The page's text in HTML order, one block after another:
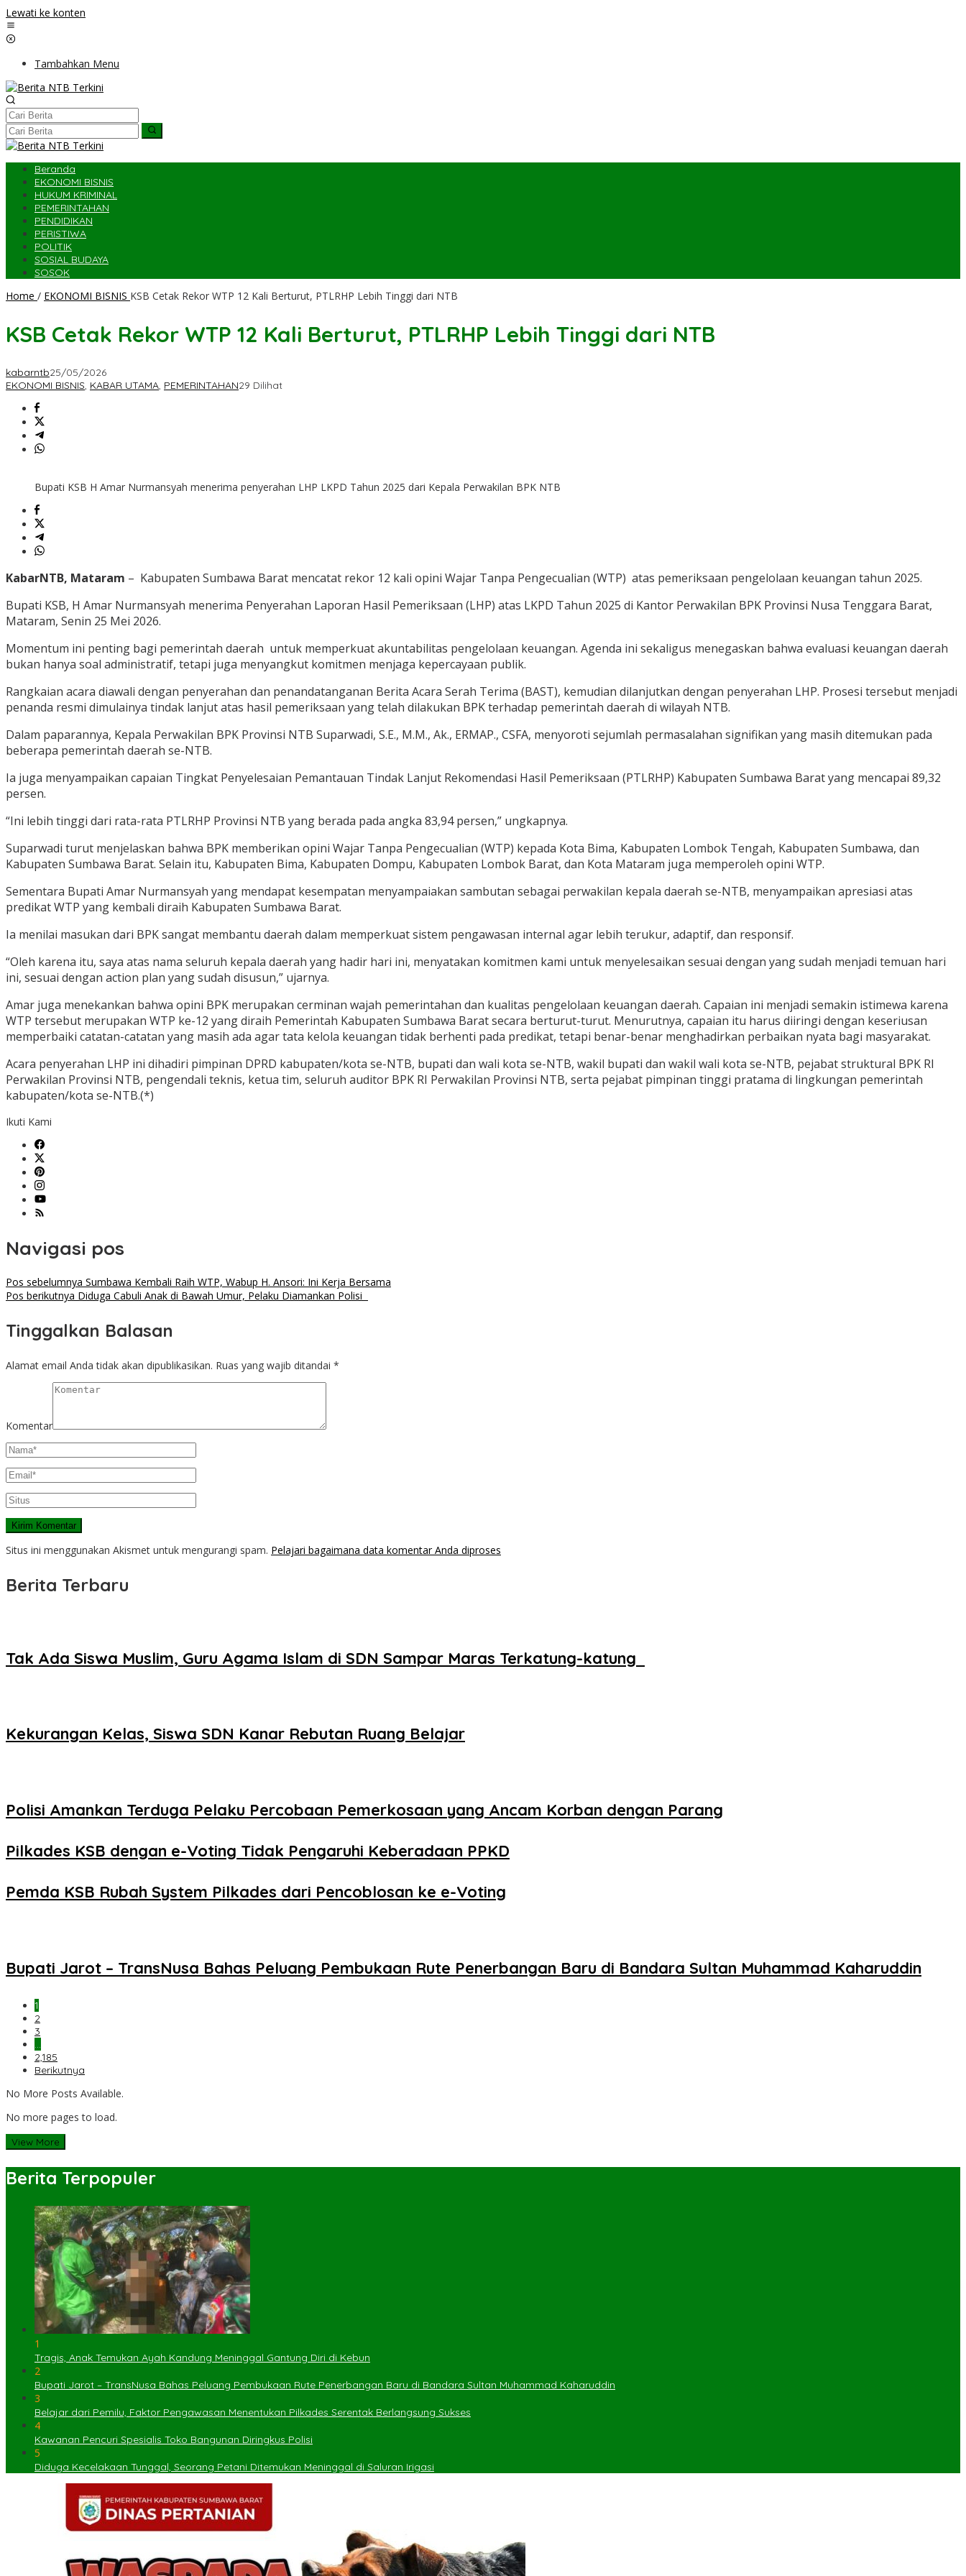
Lewati ke konten
Tambahkan Menu
Beranda
EKONOMI BISNIS
HUKUM KRIMINAL
PEMERINTAHAN
PENDIDIKAN
PERISTIWA
POLITIK
SOSIAL BUDAYA
SOSOK
Home / EKONOMI BISNIS KSB Cetak Rekor WTP 12 Kali Berturut, PTLRHP Lebih Tinggi dari NTB
KSB Cetak Rekor WTP 12 Kali Berturut, PTLRHP Lebih Tinggi dari NTB
kabarntb25/05/2026
EKONOMI BISNIS, KABAR UTAMA, PEMERINTAHAN29 Dilihat
Bupati KSB H Amar Nurmansyah menerima penyerahan LHP LKPD Tahun 2025 dari Kepala Perwakilan BPK NTB
KabarNTB, Mataram – Kabupaten Sumbawa Barat mencatat rekor 12 kali opini Wajar Tanpa Pengecualian (WTP) atas pemeriksaan pengelolaan keuangan tahun 2025.
Bupati KSB, H Amar Nurmansyah menerima Penyerahan Laporan Hasil Pemeriksaan (LHP) atas LKPD Tahun 2025 di Kantor Perwakilan BPK Provinsi Nusa Tenggara Barat,
Mataram, Senin 25 Mei 2026.
Momentum ini penting bagi pemerintah daerah untuk memperkuat akuntabilitas pengelolaan keuangan. Agenda ini sekaligus menegaskan bahwa evaluasi keuangan daerah
bukan hanya soal administratif, tetapi juga menyangkut komitmen menjaga kepercayaan publik.
Rangkaian acara diawali dengan penyerahan dan penandatanganan Berita Acara Serah Terima (BAST), kemudian dilanjutkan dengan penyerahan LHP. Prosesi tersebut menjadi
penanda resmi dimulainya tindak lanjut atas hasil pemeriksaan yang telah dilakukan BPK terhadap pemerintah daerah di wilayah NTB.
Dalam paparannya, Kepala Perwakilan BPK Provinsi NTB Suparwadi, S.E., M.M., Ak., ERMAP., CSFA, menyoroti sejumlah permasalahan signifikan yang masih ditemukan pada
beberapa pemerintah daerah se-NTB.
Ia juga menyampaikan capaian Tingkat Penyelesaian Pemantauan Tindak Lanjut Rekomendasi Hasil Pemeriksaan (PTLRHP) Kabupaten Sumbawa Barat yang mencapai 89,32
persen.
“Ini lebih tinggi dari rata-rata PTLRHP Provinsi NTB yang berada pada angka 83,94 persen,” ungkapnya.
Suparwadi turut menjelaskan bahwa BPK memberikan opini Wajar Tanpa Pengecualian (WTP) kepada Kota Bima, Kabupaten Lombok Tengah, Kabupaten Sumbawa, dan
Kabupaten Sumbawa Barat. Selain itu, Kabupaten Bima, Kabupaten Dompu, Kabupaten Lombok Barat, dan Kota Mataram juga memperoleh opini WTP.
Sementara Bupati Amar Nurmansyah yang mendapat kesempatan menyampaiakan sambutan sebagai perwakilan kepala daerah se-NTB, menyampaikan apresiasi atas
predikat WTP yang kembali diraih Kabupaten Sumbawa Barat.
Ia menilai masukan dari BPK sangat membantu daerah dalam memperkuat sistem pengawasan internal agar lebih terukur, adaptif, dan responsif.
“Oleh karena itu, saya atas nama seluruh kepala daerah yang hadir hari ini, menyatakan komitmen kami untuk menyelesaikan sesuai dengan yang sudah menjadi temuan hari
ini, sesuai dengan action plan yang sudah disusun,” ujarnya.
Amar juga menekankan bahwa opini BPK merupakan cerminan wajah pemerintahan dan kualitas pengelolaan keuangan daerah. Capaian ini menjadi semakin istimewa karena
WTP tersebut merupakan WTP ke-12 yang diraih Pemerintah Kabupaten Sumbawa Barat secara berturut-turut. Menurutnya, capaian itu harus diiringi dengan keseriusan
memperbaiki catatan-catatan yang masih ada agar tata kelola keuangan tidak berhenti pada predikat, tetapi benar-benar menghadirkan perbaikan nyata bagi masyarakat.
Acara penyerahan LHP ini dihadiri pimpinan DPRD kabupaten/kota se-NTB, bupati dan wali kota se-NTB, wakil bupati dan wakil wali kota se-NTB, pejabat struktural BPK RI
Perwakilan Provinsi NTB, pengendali teknis, ketua tim, seluruh auditor BPK RI Perwakilan Provinsi NTB, serta pejabat pimpinan tinggi pratama di lingkungan pemerintah
kabupaten/kota se-NTB.(*)
Ikuti Kami
Navigasi pos
Pos sebelumnya Sumbawa Kembali Raih WTP, Wabup H. Ansori: Ini Kerja Bersama
Pos berikutnya Diduga Cabuli Anak di Bawah Umur, Pelaku Diamankan Polisi ‎ ‎
Tinggalkan Balasan
Alamat email Anda tidak akan dipublikasikan. Ruas yang wajib ditandai *
Komentar
Situs ini menggunakan Akismet untuk mengurangi spam. Pelajari bagaimana data komentar Anda diproses
Berita Terbaru
Tak Ada Siswa Muslim, Guru Agama Islam di SDN Sampar Maras Terkatung-katung ‎
Kekurangan Kelas, Siswa SDN Kanar Rebutan Ruang Belajar
Polisi Amankan Terduga Pelaku Percobaan Pemerkosaan yang Ancam Korban dengan Parang
Pilkades KSB dengan e-Voting Tidak Pengaruhi Keberadaan PPKD
Pemda KSB Rubah System Pilkades dari Pencoblosan ke e-Voting
Bupati Jarot – TransNusa Bahas Peluang Pembukaan Rute Penerbangan Baru di Bandara Sultan Muhammad Kaharuddin
1
2
3
…
2,185
Berikutnya
No More Posts Available.
No more pages to load.
View More
Berita Terpopuler
1
Tragis, Anak Temukan Ayah Kandung Meninggal Gantung Diri di Kebun
2
Bupati Jarot – TransNusa Bahas Peluang Pembukaan Rute Penerbangan Baru di Bandara Sultan Muhammad Kaharuddin
3
Belajar dari Pemilu, Faktor Pengawasan Menentukan Pilkades Serentak Berlangsung Sukses
4
Kawanan Pencuri Spesialis Toko Bangunan Diringkus Polisi
5
Diduga Kecelakaan Tunggal, Seorang Petani Ditemukan Meninggal di Saluran Irigasi